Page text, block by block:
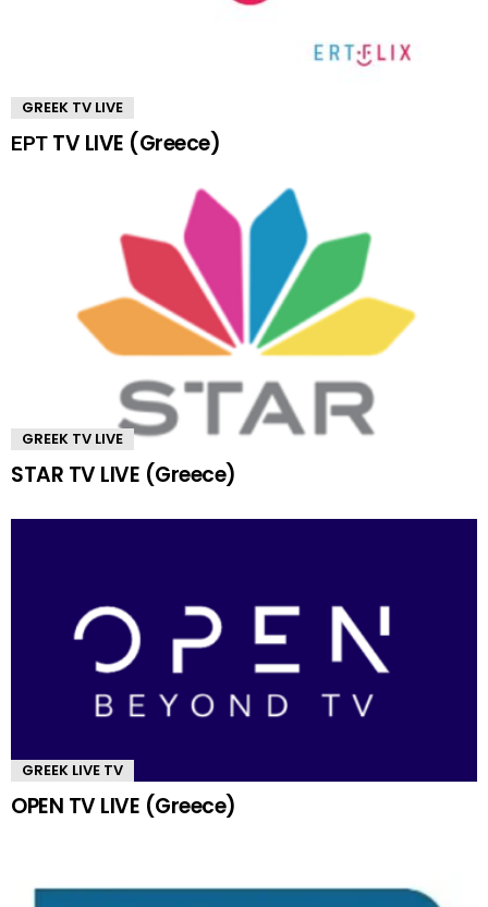
GREEK TV LIVE
ΕΡΤ TV LIVE (Greece)
GREEK TV LIVE
STAR TV LIVE (Greece)
GREEK LIVE TV
OPEN TV LIVE (Greece)